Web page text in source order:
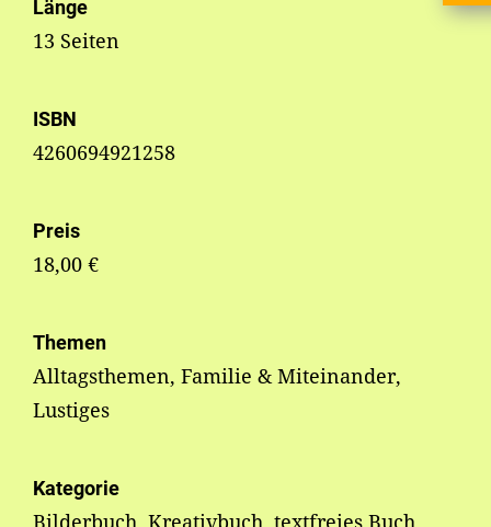
Länge
13 Seiten
ISBN
4260694921258
Preis
18,00 €
Themen
Alltagsthemen, Familie & Miteinander,
Lustiges
Kategorie